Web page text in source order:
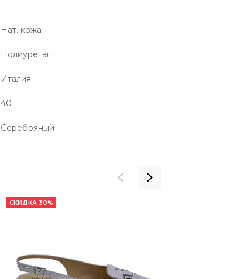
Нат. кожа
Полиуретан
Италия
40
Серебряный
СКИДКА 30%